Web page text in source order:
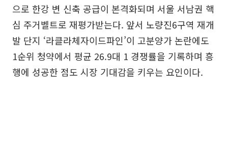
으로 한강 변 신축 공급이 본격화되며 서울 서남권 핵
심 주거벨트로 재평가받는다. 앞서 노량진6구역 재개
발 단지 ‘라클라체자이드파인’이 고분양가 논란에도
1순위 청약에서 평균 26.9대 1 경쟁률을 기록하며 흥
행에 성공한 점도 시장 기대감을 키우는 요인이다.